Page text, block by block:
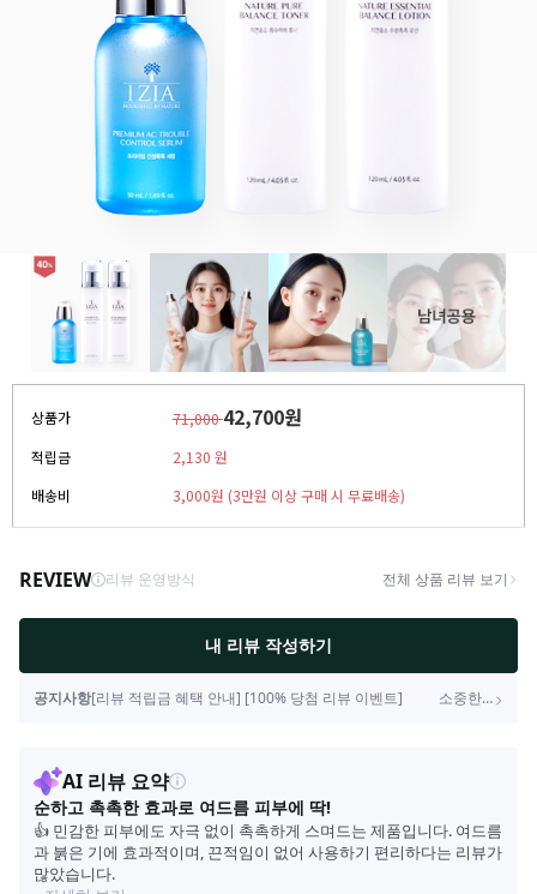
상품가 71,00042,700원
적립금
2,130 원
배송비
3,000원 (3만원 이상 구매 시 무료배송)